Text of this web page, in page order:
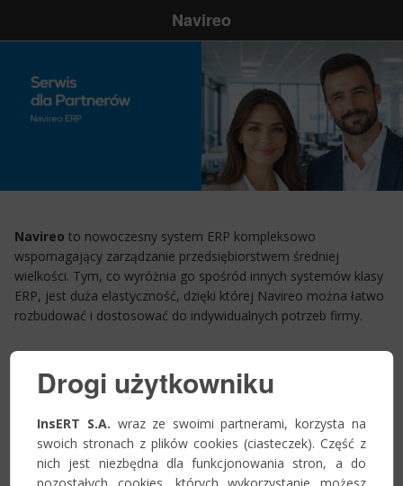
Navireo
Navireo to nowoczesny system ERP kompleksowo
wspomagający zarządzanie przedsiębiorstwem średniej
wielkości. Tym, co wyróżnia go spośród innych systemów klasy
ERP, jest duża elastyczność, dzięki której Navireo można łatwo
rozbudować i dostosować do indywidualnych potrzeb firmy.
Aktualności
Informacje o zmianach w systemie,
Drogi użytkowniku
InsERT S.A. wraz ze swoimi partnerami, korzysta na
swoich stronach z plików cookies (ciasteczek). Część z
nich jest niezbędna dla funkcjonowania stron, a do